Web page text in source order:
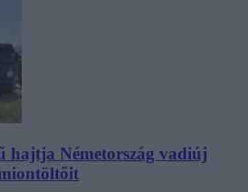
hajtja Németország vadiúj